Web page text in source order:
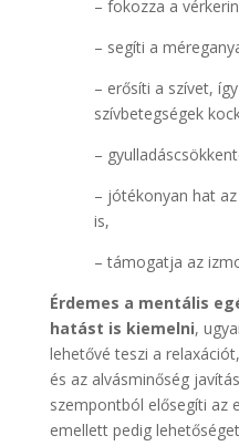
– fokozza a
– segíti a
– erősíti a szívet,
szívbetegségek
–
– jótékonyan hat
is,
– támogatja az
Érdemes a mentális
hatást is kiemelni,
lehetővé teszi a
és az alvásminőség
szempontból elősegíti az
emellett pedig